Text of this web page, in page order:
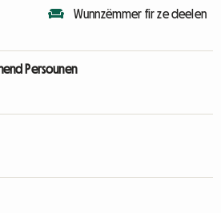
Wunnzëmmer fir ze deelen
Persounen